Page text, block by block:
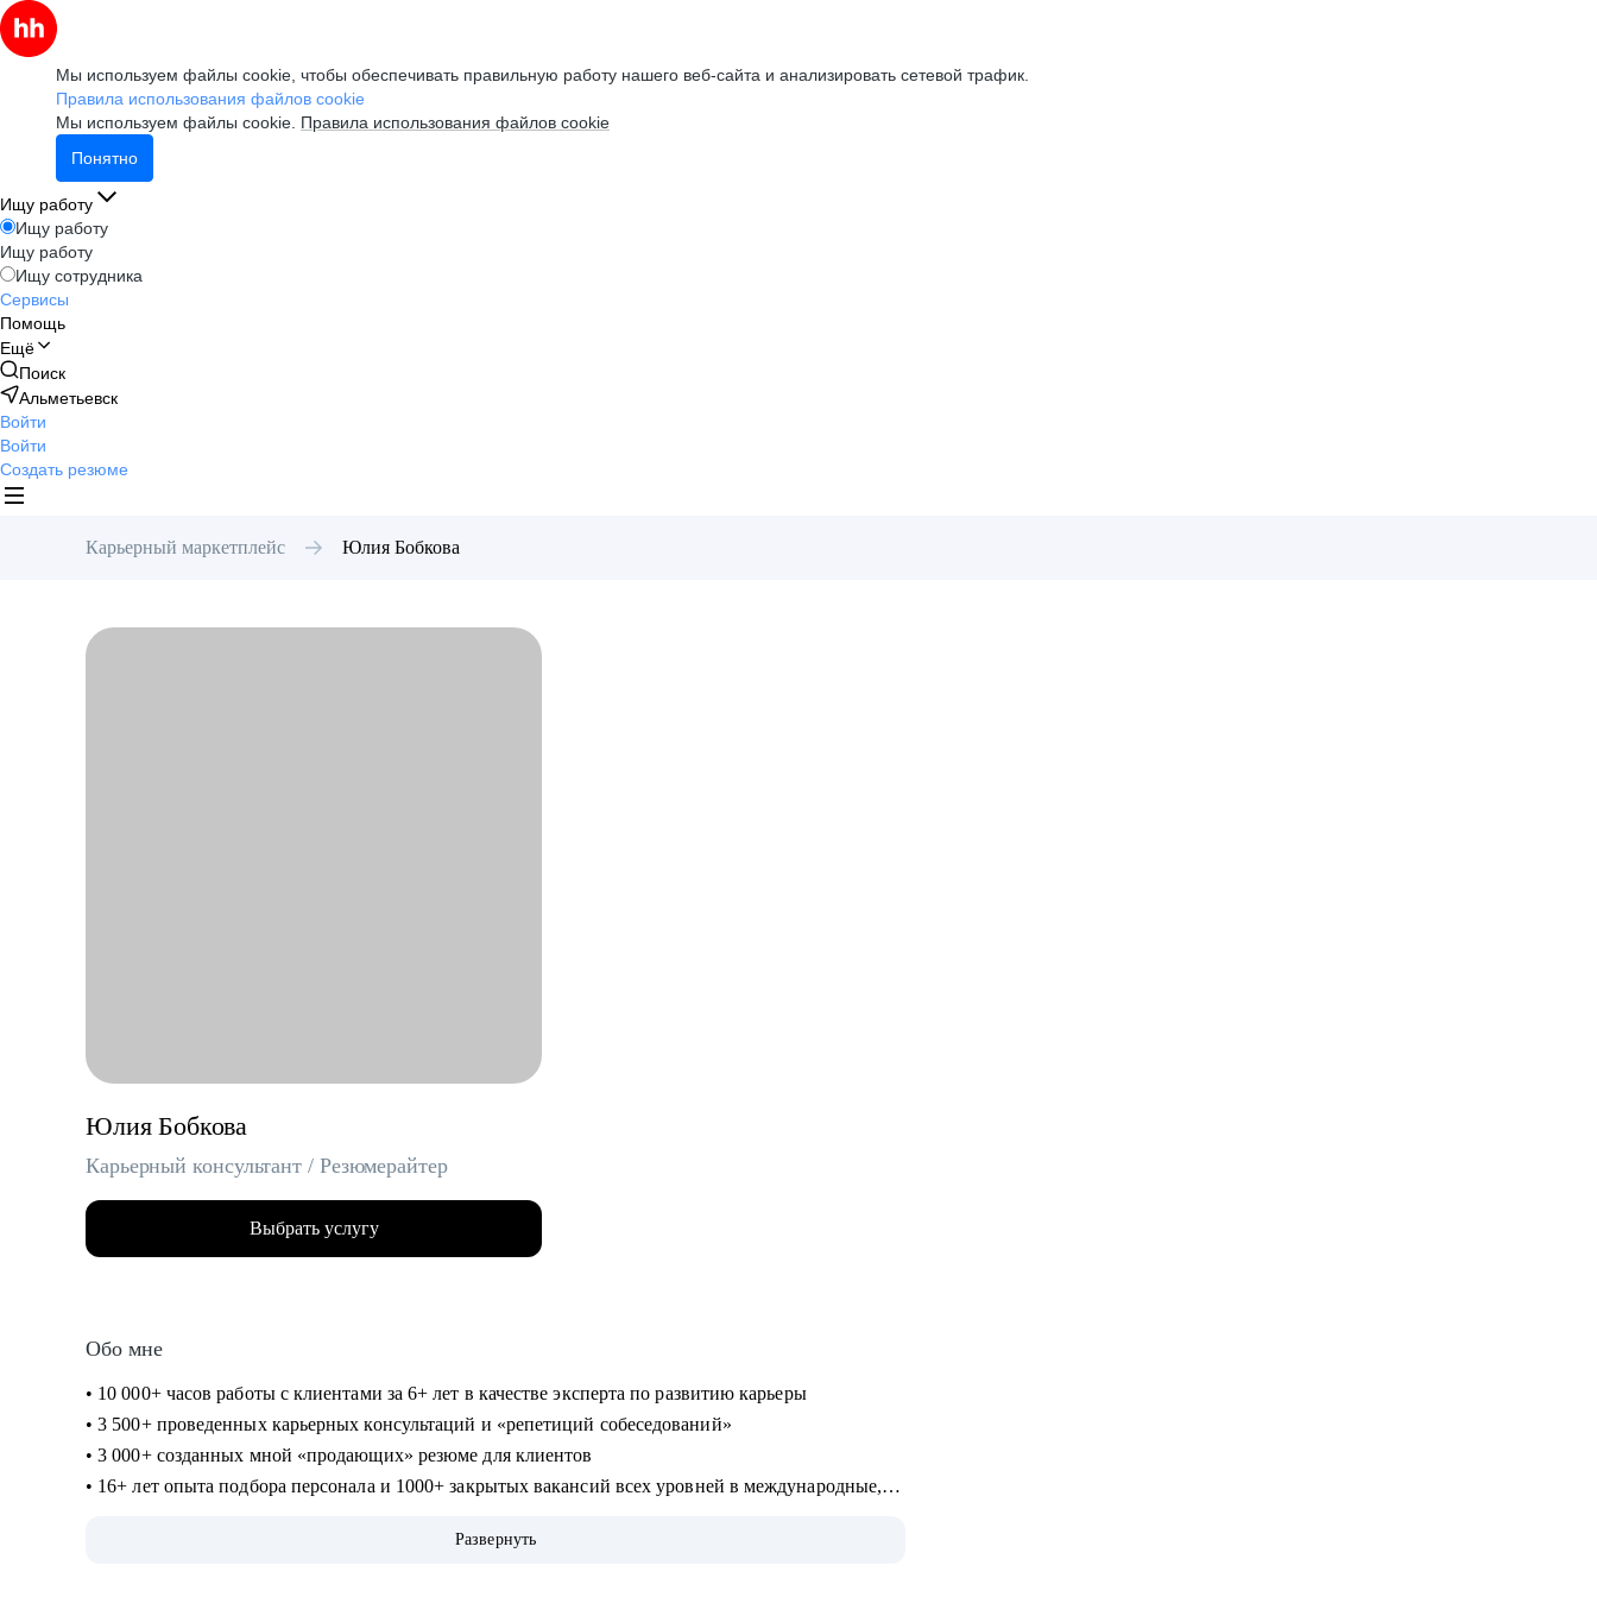
Мы используем файлы cookie, чтобы обеспечивать правильную работу нашего веб-сайта и анализировать сетевой трафик.
Правила использования файлов cookie
Мы используем файлы cookie. Правила использования файлов cookie
Понятно
Ищу работу
Ищу работу
Ищу работу
Ищу сотрудника
Сервисы
Помощь
Ещё
Поиск
Альметьевск
Войти
Войти
Создать резюме
Карьерный маркетплейс Юлия Бобкова
Юлия Бобкова
Карьерный консультант / Резюмерайтер
Выбрать услугу
Обо мне
• 10 000+ часов работы с клиентами за 6+ лет в качестве эксперта по развитию карьеры
• 3 500+ проведенных карьерных консультаций и «репетиций собеседований»
• 3 000+ созданных мной «продающих» резюме для клиентов
• 16+ лет опыта подбора персонала и 1000+ закрытых вакансий всех уровней в международные,
• Профильное высшее (управление персоналом) и бизнес-образование (карьерное
Развернуть